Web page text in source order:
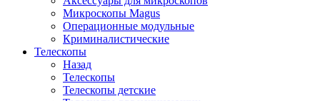
Микроскопы Magus
Операционные модульные
Криминалистические
Телескопы
Назад
Телескопы
Телескопы детские